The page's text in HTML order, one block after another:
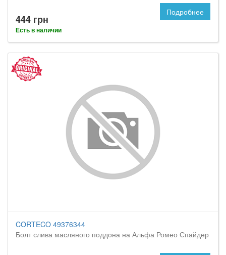
444 грн
Есть в наличии
Подробнее
CORTECO 49376344
Болт слива масляного поддона на Альфа Ромео Спайдер